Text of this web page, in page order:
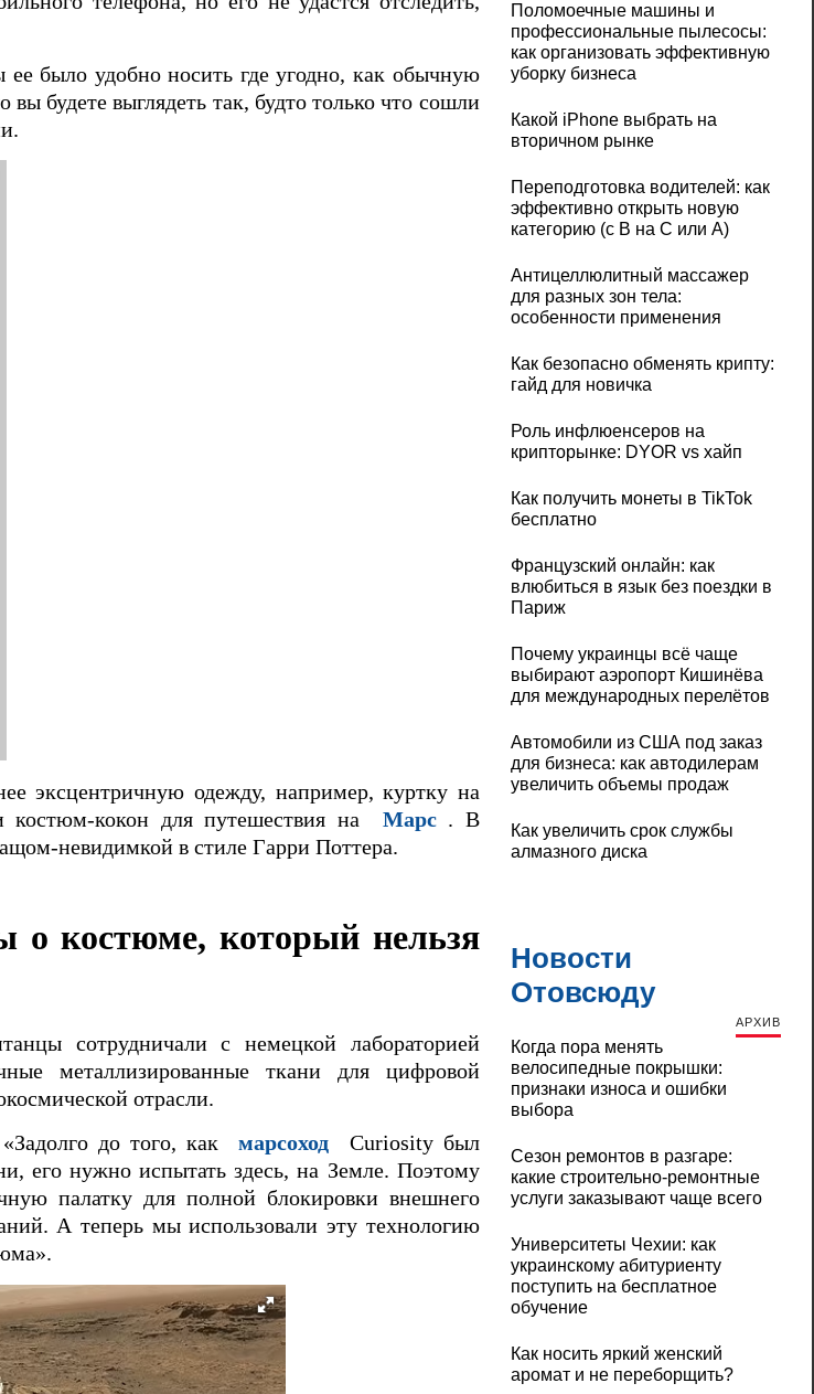
было удобно носить где угодно, как обычную
будете выглядеть так, будто только что сошли
эксцентричную одежду, например, куртку на
костюм-кокон для путешествия на Марс. В
невидимкой в ​​стиле Гарри Поттера.
о костюме, который нельзя
сотрудничали с немецкой лабораторией
металлизированные ткани для цифровой
отрасли.
«Задолго до того, какмарсоход Curiosity был
его нужно испытать здесь, на Земле. Поэтому
палатку для полной блокировки внешнего
А теперь мы использовали эту технологию
Поломоечные машины и
профессиональные пылесосы:
как организовать эффективную
уборку бизнеса
Какой iPhone выбрать на
вторичном рынке
Переподготовка водителей: как
эффективно открыть новую
категорию (с B на C или А)
Антицеллюлитный массажер
для разных зон тела:
особенности применения
Как безопасно обменять крипту:
гайд для новичка
Роль инфлюенсеров на
крипторынке: DYOR vs хайп
Как получить монеты в TikTok
бесплатно
Французский онлайн: как
влюбиться в язык без поездки в
Париж
Почему украинцы всё чаще
выбирают аэропорт Кишинёва
для международных перелётов
Автомобили из США под заказ
для бизнеса: как автодилерам
увеличить объемы продаж
Как увеличить срок службы
алмазного диска
Новости
Отовсюду
АРХИВ
Когда пора менять
велосипедные покрышки:
признаки износа и ошибки
выбора
Сезон ремонтов в разгаре:
какие строительно-ремонтные
услуги заказывают чаще всего
Университеты Чехии: как
украинскому абитуриенту
поступить на бесплатное
обучение
Как носить яркий женский
аромат и не переборщить?